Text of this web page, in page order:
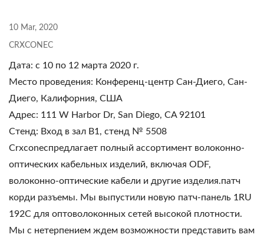
10 Mar, 2020
CRXCONEC
Дата: с 10 по 12 марта 2020 г.
Место проведения: Конференц-центр Сан-Диего, Сан-
Диего, Калифорния, США
Адрес: 111 W Harbor Dr, San Diego, CA 92101
Стенд: Вход в зал B1, стенд № 5508
Crxconecпредлагает полный ассортимент волоконно-
оптических кабельных изделий, включая ODF,
волоконно-оптические кабели и другие изделия.патч
корди разъемы. Мы выпустили новую патч-панель 1RU
192C для оптоволоконных сетей высокой плотности.
Мы с нетерпением ждем возможности представить вам